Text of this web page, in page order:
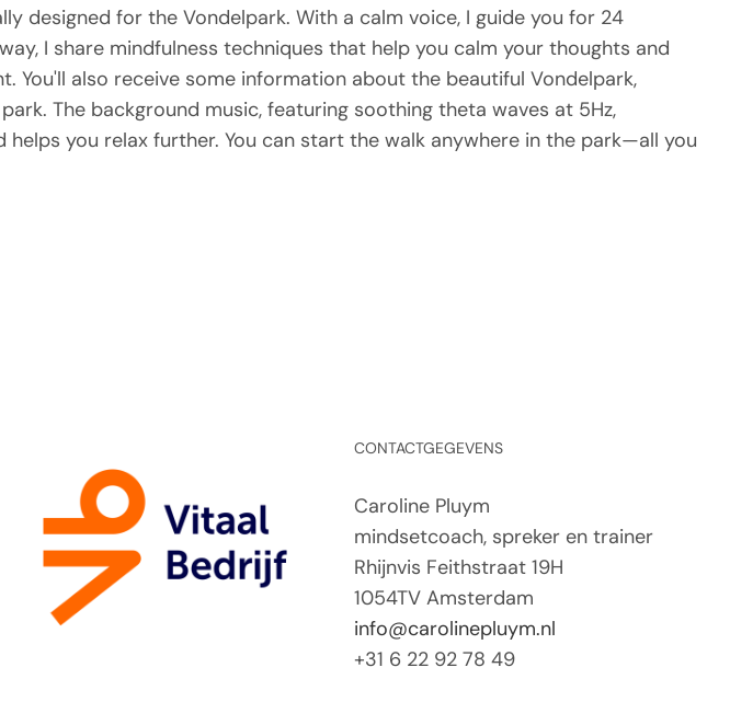
designed for the Vondelpark. With a calm voice, I guide you for 24
I share mindfulness techniques that help you calm your thoughts and
You'll also receive some information about the beautiful Vondelpark,
The background music, featuring soothing theta waves at 5Hz,
you relax further. You can start the walk anywhere in the park—all you
CONTACTGEGEVENS
Caroline Pluym
mindsetcoach, spreker en trainer
Rhijnvis Feithstraat 19H
1054TV Amsterdam
info@carolinepluym.nl
+31 6 22 92 78 49